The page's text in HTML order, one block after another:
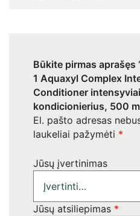
Būkite pirmas aprašęs
1 Aquaxyl Complex
Conditioner
kondicionierius, 500
El. pašto adresas
laukeliai pažymėti *
Jūsų įvertinimas
Jūsų atsiliepimas *